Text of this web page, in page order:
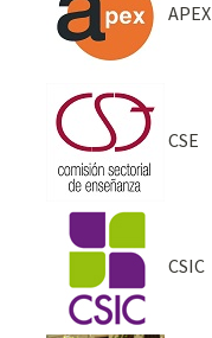
APEX
CSE
CSIC